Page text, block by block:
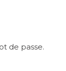
de passe.